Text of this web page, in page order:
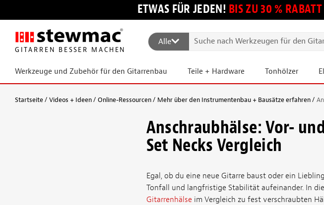
ETWAS FÜR JEDEN! BIS ZU 30 %
GITARREN BESSER MACHEN
Alle
Werkzeuge und Zubehör für den Gitarrenbau Teile + Hardware Tonhölzer
Startseite Videos + Ideen Online-Ressourcen Mehr über den Instrumentenbau + Bausätze erfahren
Anschraubhälse: Vor-
Set Necks Vergleich
Egal, ob du eine neue Gitarre baust oder ein
Tonfall und langfristige Stabilität aufeinander. In
Gitarrenhälse im Vergleich zu fest verschraubten